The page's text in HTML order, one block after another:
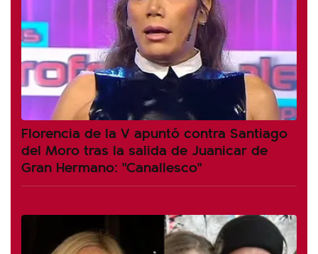
Florencia de la V apuntó contra Santiago
del Moro tras la salida de Juanicar de
Gran Hermano: "Canallesco"